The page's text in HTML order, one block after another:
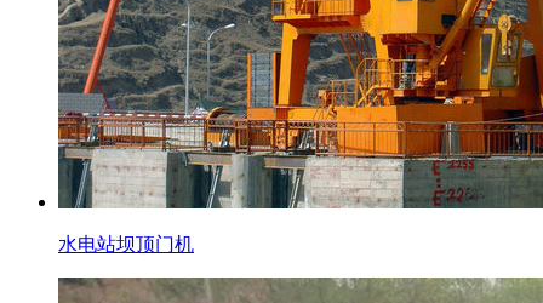
水电站坝顶门机